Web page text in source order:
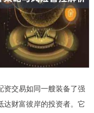
资交易如同一艘装备了强
达财富彼岸的投资者。它